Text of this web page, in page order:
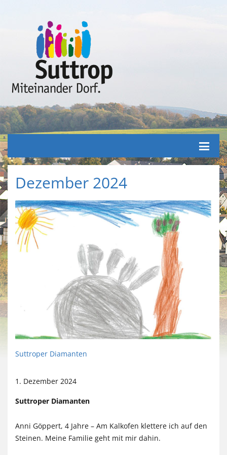
Dezember 2024
Suttroper Diamanten
1. Dezember 2024
Suttroper Diamanten
Anni Göppert, 4 Jahre – Am Kalkofen klettere ich auf den
Steinen. Meine Familie geht mit mir dahin.